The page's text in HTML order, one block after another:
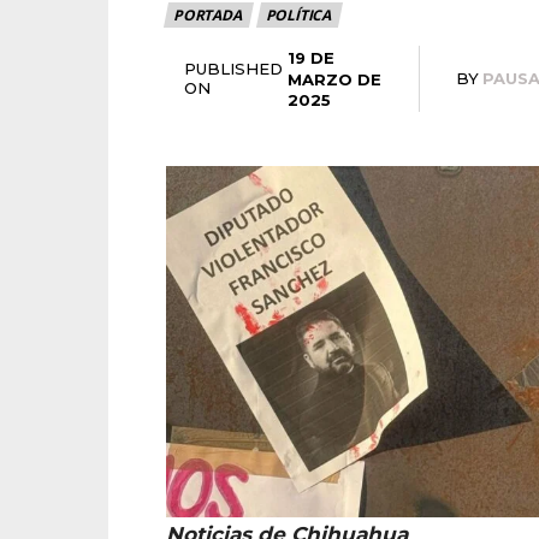
PORTADA POLÍTICA
PUBLISHED
ON
19 DE
MARZO DE
2025
BY
Noticias de Chihuahua